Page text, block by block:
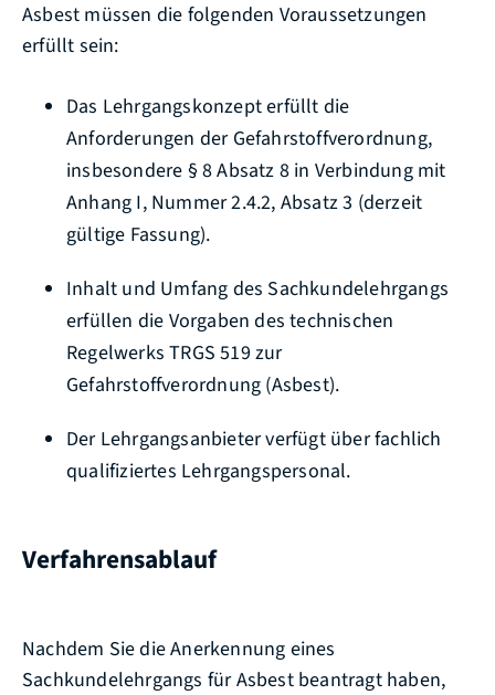
Asbest müssen die folgenden Voraussetzungen
erfüllt sein:
Das Lehrgangskonzept erfüllt die
Anforderungen der Gefahrstoffverordnung,
insbesondere § 8 Absatz 8 in Verbindung mit
Anhang I, Nummer 2.4.2, Absatz 3 (derzeit
gültige Fassung).
Inhalt und Umfang des Sachkundelehrgangs
erfüllen die Vorgaben des technischen
Regelwerks TRGS 519 zur
Gefahrstoffverordnung (Asbest).
Der Lehrgangsanbieter verfügt über fachlich
qualifiziertes Lehrgangspersonal.
Verfahrensablauf
Nachdem Sie die Anerkennung eines
Sachkundelehrgangs für Asbest beantragt haben,